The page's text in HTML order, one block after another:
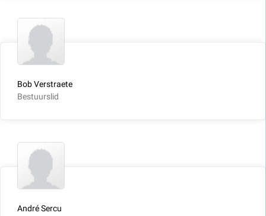
Bob Verstraete
Bestuurslid
André Sercu